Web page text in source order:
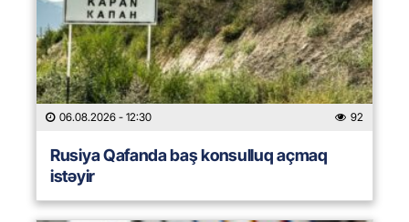
06.08.2026 - 12:30 92
Rusiya Qafanda baş konsulluq açmaq
istəyir